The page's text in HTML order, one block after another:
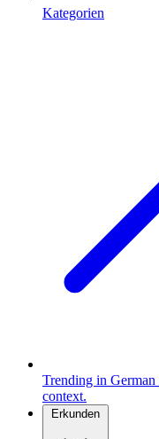
Kategorien
Trending in
context.
Erkunden